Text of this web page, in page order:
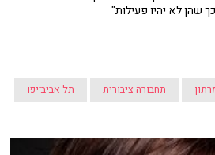
שהן לא יהיו פעילות"
תחבורה ציבורית תל אביב־יפו